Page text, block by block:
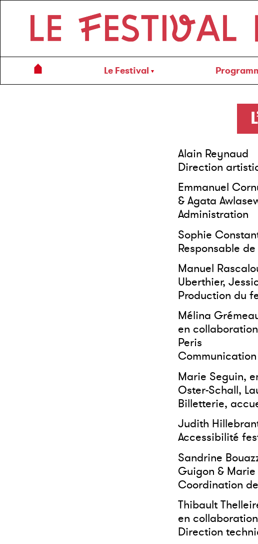
Le Festival
Alain Reynaud
Direction
Emmanuel
& Agata
Administration
Sophie
Responsable
Manuel
Uberthier,
Production du
Mélina
en
Peris
Communication
Marie Seguin,
Oster-Schall,
Billetterie,
Judith
Accessibilité
Sandrine
Guigon &
Coordination
Thibault
en
Direction